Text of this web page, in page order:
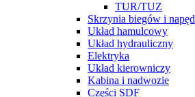
TUR/TUZ
Skrzynia biegów i napęd
Układ hamulcowy
Układ hydrauliczny
Elektryka
Układ kierowniczy
Kabina i nadwozie
Części SDF